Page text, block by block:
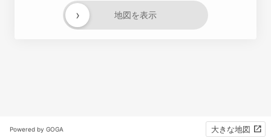
地図を表示
›
Powered by GOGA 大きな地図